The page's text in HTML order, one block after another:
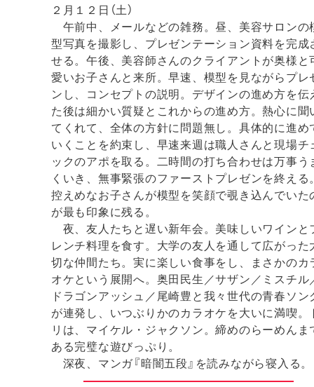
２月１２日（土）
午前中、メールなどの雑務。昼、美容サロンの
型写真を撮影し、プレゼンテーション資料を完成
せる。午後、美容師さんのクライアントが奥様と
愛いお子さんと来所。早速、模型を見ながらプレ
ンし、コンセプトの説明。デザインの進め方を伝
た後は細かい質疑とこれからの進め方。熱心に聞
てくれて、全体の方針に問題無し。具体的に進め
いくことを約束し、早速来週は職人さんと現場チ
ックのアポを取る。二時間の打ち合わせは万事う
くいき、無事緊張のファーストプレゼンを終える
控えめなお子さんが模型を笑顔で覗き込んでいた
が最も印象に残る。
夜、友人たちと遅い新年会。美味しいワインと
レンチ料理を食す。大学の友人を通して広がった
切な仲間たち。実に楽しい食事をし、まさかのカ
オケという展開へ。奥田民生／サザン／ミスチル
ドラゴンアッシュ／尾崎豊と我々世代の青春ソン
が連発し、いつぶりかのカラオケを大いに満喫。
リは、マイケル・ジャクソン。締めのらーめんま
ある完璧な遊びっぷり。
深夜、マンガ『暗闇五段』を読みながら寝入る。